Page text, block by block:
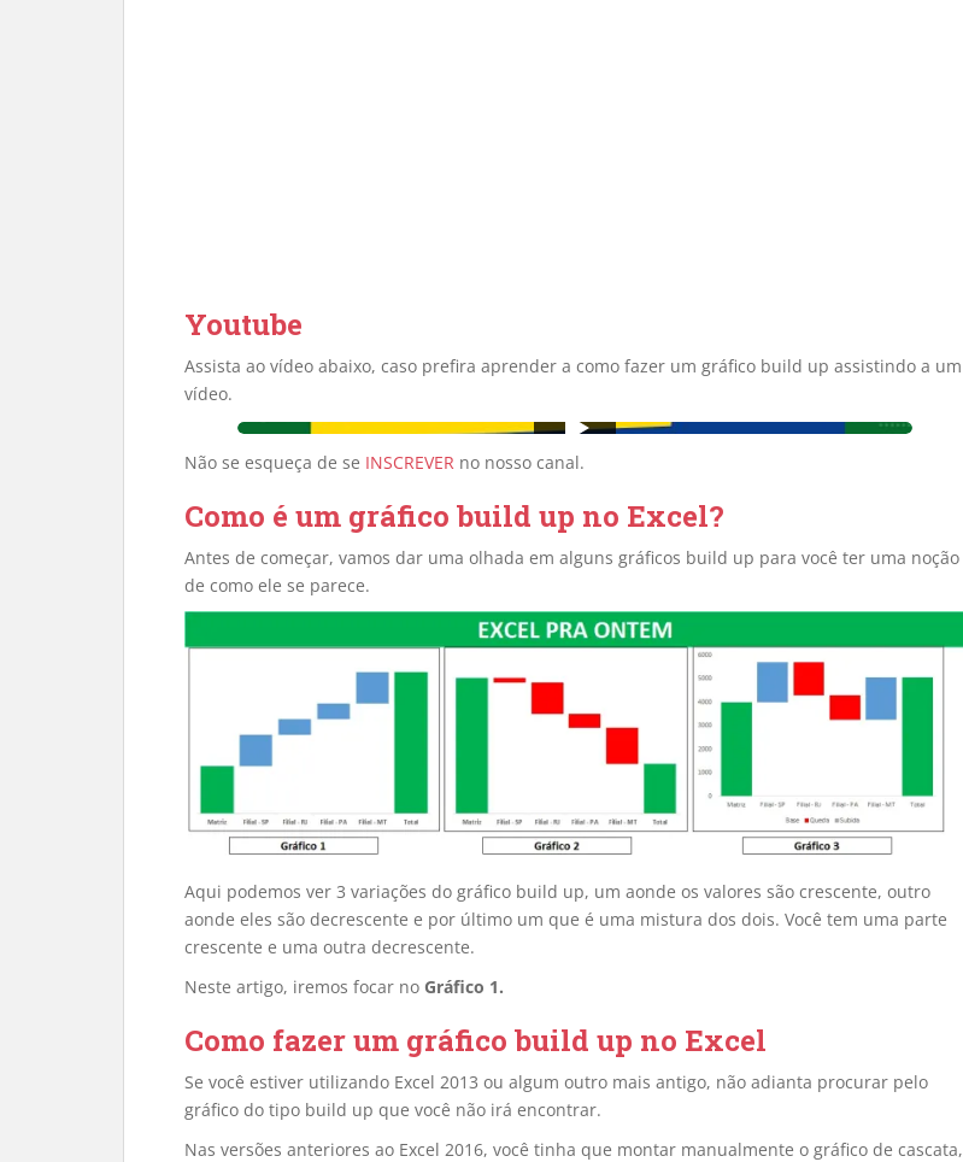
Youtube
Assista ao vídeo abaixo, caso prefira aprender a como fazer um gráfico build up assistindo a um
vídeo.
Não se esqueça de se INSCREVER no nosso canal.
Como é um gráfico build up no Excel?
Antes de começar, vamos dar uma olhada em alguns gráficos build up para você ter uma noção
de como ele se parece.
Aqui podemos ver 3 variações do gráfico build up, um aonde os valores são crescente, outro
aonde eles são decrescente e por último um que é uma mistura dos dois. Você tem uma parte
crescente e uma outra decrescente.
Neste artigo, iremos focar no Gráfico 1.
Como fazer um gráfico build up no Excel
Se você estiver utilizando Excel 2013 ou algum outro mais antigo, não adianta procurar pelo
gráfico do tipo build up que você não irá encontrar.
Nas versões anteriores ao Excel 2016, você tinha que montar manualmente o gráfico de cascata,